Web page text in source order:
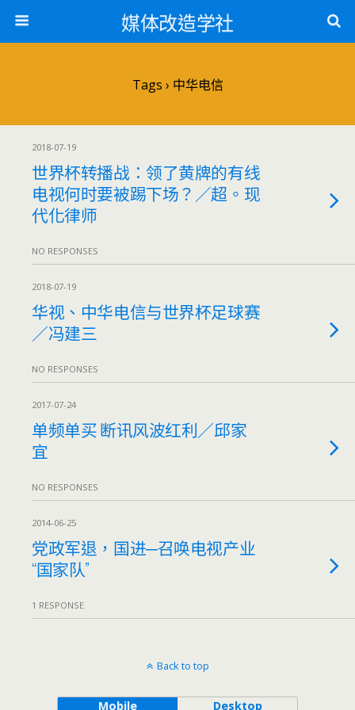
媒体改造学社
Tags › 中华电信
2018-07-19
世界杯转播战：领了黄牌的有线
电视何时要被踢下场？／超。现
代化律师
NO RESPONSES
2018-07-19
华视、中华电信与世界杯足球赛
／冯建三
NO RESPONSES
2017-07-24
单频单买 断讯风波红利／邱家
宜
NO RESPONSES
2014-06-25
党政军退，国进─召唤电视产业
“国家队”
1 RESPONSE
Back to top
Mobile Desktop